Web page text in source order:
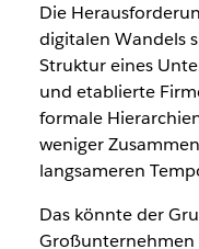
Die
digitalen Wandels
Struktur eines
und etablierte
formale
weniger
langsameren
Das könnte der
Großunternehmen